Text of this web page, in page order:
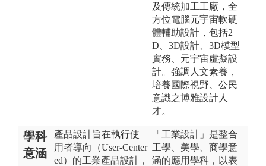
及傳統加工工廠，全
方位電腦元宇宙軟硬
體輔助設計，包括2
D、3D設計、3D模型
實務、元宇宙虛擬設
計。強調人文素養，
培養國際視野、公民
意識之博雅設計人
才。
學科
意涵
產品設計旨在執行使
用者導向（User-Center
ed）的工業產品設計，
「工業設計」是整合
工學、美學、商學意
涵的應用學科，以表